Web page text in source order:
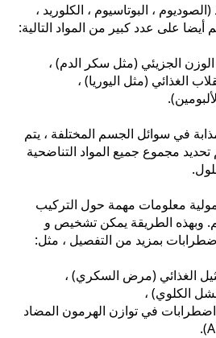
، البوتاسيوم ، الكلوريد ،
على عدد كبير من المواد التالية:
الجزيئي (مثل سكر الدم) ،
الغذائي (مثل اليوريا) ،
في سوائل الجسم المختلفة ، يتم
مجموع جميع المواد التناضحية
معلومات مهمة حول التركيب
وبهذه الطريقة يمكن تشخيص و
بمزيد من التفصيل ، مثل:
الغذائي (مرض السكري) ،
الكلوي) ،
في توازن الهرمون المضاد